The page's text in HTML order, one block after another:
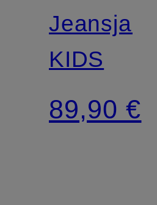
Jeansjacke
KIDS
89,90 €